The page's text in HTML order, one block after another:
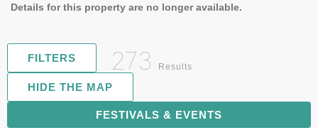
Details for this property are no longer available.
FILTERS 273 Results
FESTIVALS & EVENTS
HIDE THE MAP
71